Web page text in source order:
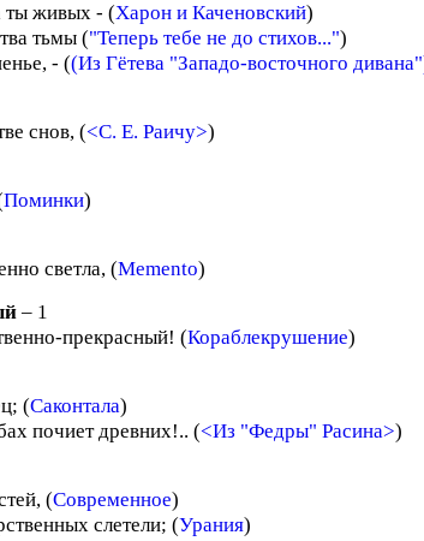
ты живых - (Харон и Каченовский)
тьмы ("Теперь тебе не до стихов...")
- ((Из Гётева "Западо-восточного
снов, (<С. Е. Раичу>)
Поминки)
светла, (Memento)
– 1
прекрасный! (Кораблекрушение)
(Саконтала)
почиет древних!.. (<Из "Федры" Расина>)
(Современное)
слетели; (Урания)